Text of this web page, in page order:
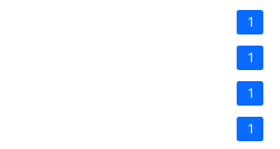
1
1
1
1